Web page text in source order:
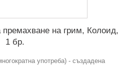
на грим, Колоид,
1 бр.
употреба) - създадена